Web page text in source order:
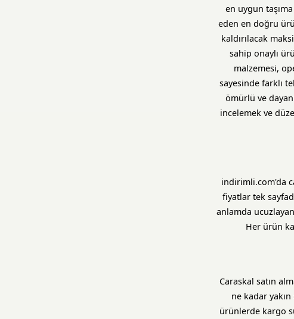
en uygun
eden en doğru
kaldırılacak
sahip onaylı
malzemesi,
sayesinde farklı
ömürlü ve
incelemek ve
indirimli.com'da
fiyatlar tek
anlamda
Her ürün
Caraskal satın
ne kadar
ürünlerde kargo